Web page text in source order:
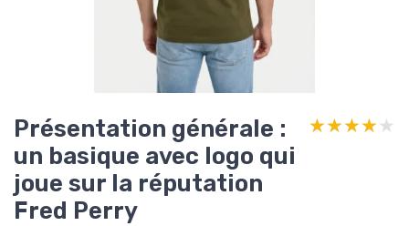
Présentation générale :
un basique avec logo qui
joue sur la réputation
Fred Perry
★★★★★
★★★★★